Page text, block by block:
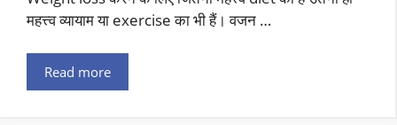
महत्त्व व्यायाम या exercise का भी हैं। वजन …
Read more